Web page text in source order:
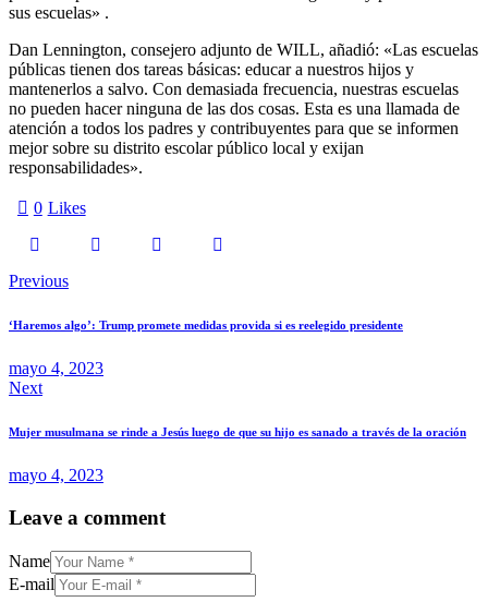
sus escuelas» .
Dan Lennington, consejero adjunto de WILL, añadió: «Las escuelas
públicas tienen dos tareas básicas: educar a nuestros hijos y
mantenerlos a salvo. Con demasiada frecuencia, nuestras escuelas
no pueden hacer ninguna de las dos cosas. Esta es una llamada de
atención a todos los padres y contribuyentes para que se informen
mejor sobre su distrito escolar público local y exijan
responsabilidades».
0 Likes
Previous
‘Haremos algo’: Trump promete medidas provida si es reelegido presidente
mayo 4, 2023
Next
Mujer musulmana se rinde a Jesús luego de que su hijo es sanado a través de la oración
mayo 4, 2023
Leave a comment
Name
E-mail